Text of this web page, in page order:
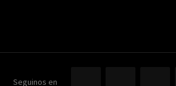
Seguinos en